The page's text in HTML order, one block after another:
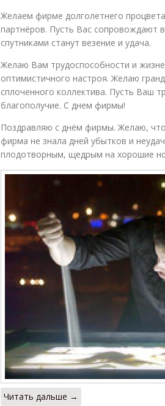
Желаем фирме долголетнего
партнёров. Пусть Вас сопровождают
спутниками станут везение и удача.
Желаю Вам трудоспособности и
оптимистичного настроя. Желаю
сплоченного коллектива. Пусть Ваш
благополучие. С днем фирмы!
Поздравляю с днём фирмы. Желаю,
фирма не знала дней убытков и
плодотворным, щедрым на хорошие
Читать дальше →